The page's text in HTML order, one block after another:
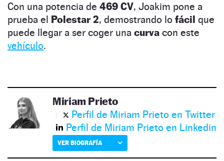
Con una potencia de 469 CV, Joakim pone a
prueba el Polestar 2, demostrando lo fácil que
puede llegar a ser coger una curva con este
vehículo.
Miriam Prieto
Perfil de Miriam Prieto en Twitter
Perfil de Miriam Prieto en Linkedin
VER BIOGRAFÍA